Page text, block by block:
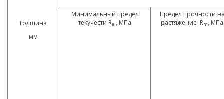
Толщина,
мм
Минимальный предел
текучести Re , МПа
Предел прочности
растяжение Rm, МПа